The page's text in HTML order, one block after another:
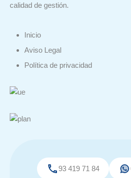
calidad de gestión.
Inicio
Aviso Legal
Política de privacidad
93 419 71 84